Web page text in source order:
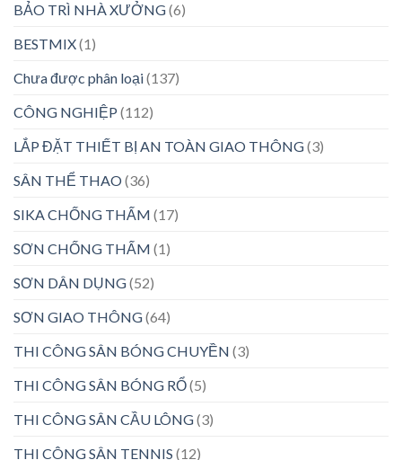
BẢO TRÌ NHÀ XƯỞNG(6)
BESTMIX(1)
Chưa được phân loại(137)
CÔNG NGHIỆP (112)
LẮP ĐẶT THIẾT BỊ AN TOÀN GIAO THÔNG(3)
SÂN THỂ THAO(36)
SIKA CHỐNG THẤM (17)
SƠN CHỐNG THẤM (1)
SƠN DÂN DỤNG(52)
SƠN GIAO THÔNG(64)
THI CÔNG SÂN BÓNG CHUYỀN (3)
THI CÔNG SÂN BÓNG RỔ(5)
THI CÔNG SÂN CẦU LÔNG(3)
THI CÔNG SÂN TENNIS (12)